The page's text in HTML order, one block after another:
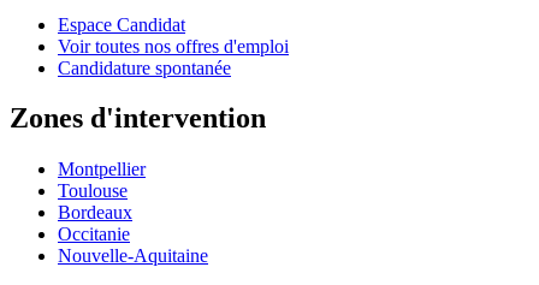
Espace Candidat
Voir toutes nos offres d'emploi
Candidature spontanée
Zones d'intervention
Montpellier
Toulouse
Bordeaux
Occitanie
Nouvelle-Aquitaine